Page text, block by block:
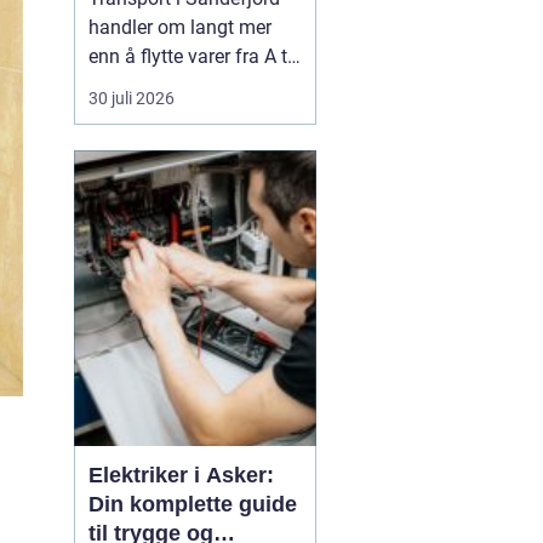
handler om langt mer
enn å flytte varer fra A til
B. For mange bedrifter i
regionen er god logistikk
Når materialer, maskiner
og varer kommer fram til
riktig tid, blir prosjekter
gjennomført mer effek...
30 juli 2026
Elektriker i Asker:
Din komplette guide
til trygge og